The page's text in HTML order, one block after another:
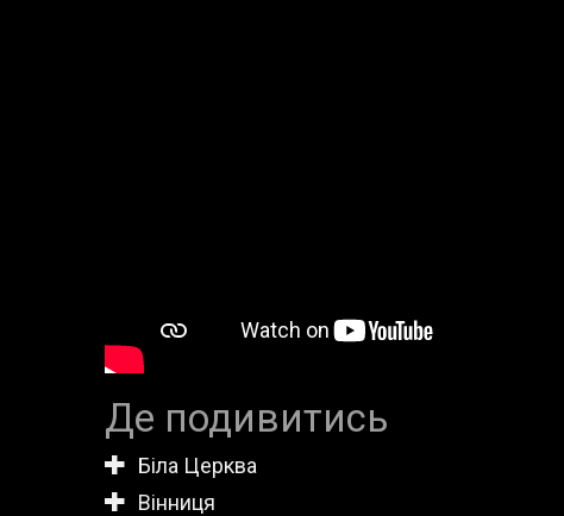
Де подивитись
Біла Церква
Вінниця